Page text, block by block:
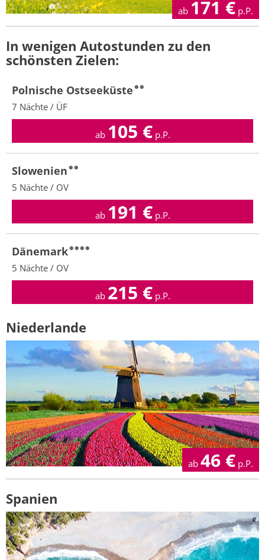
ab 171 € p.P.
In wenigen Autostunden zu den
schönsten Zielen:
Polnische Ostseeküste
7 Nächte / ÜF
ab 105 € p.P.
Slowenien
5 Nächte / OV
ab 191 € p.P.
Dänemark
5 Nächte / OV
ab 215 € p.P.
Niederlande
ab 46 € p.P.
Spanien